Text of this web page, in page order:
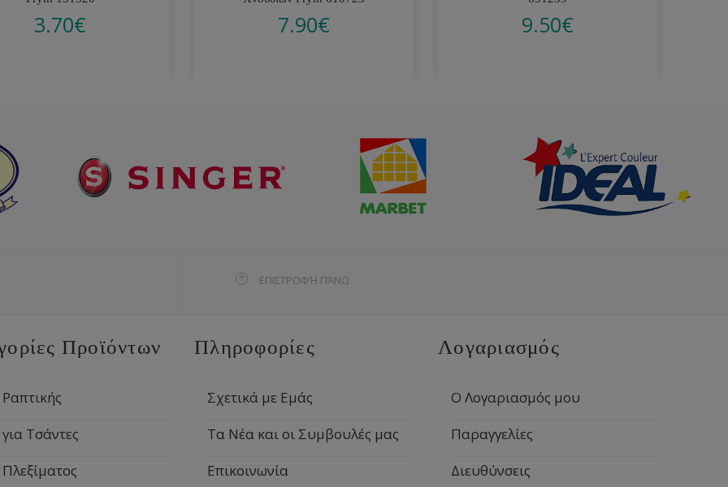
3.70€ 7.90€ 9.50€
ΕΠΙΣΤΡΟΦΉ ΠΆΝΩ
Προϊόντων
Τσάντες
Πληροφορίες
Σχετικά με Εμάς
Τα Νέα και οι Συμβουλές μας
Επικοινωνία
Λογαριασμός
Ο Λογαριασμός μου
Παραγγελίες
Διευθύνσεις